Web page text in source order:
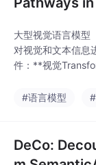
大型视觉语言模型
对视觉和文本信息
件：**视觉
的“眼睛”；而
#语言模型
DeCo: